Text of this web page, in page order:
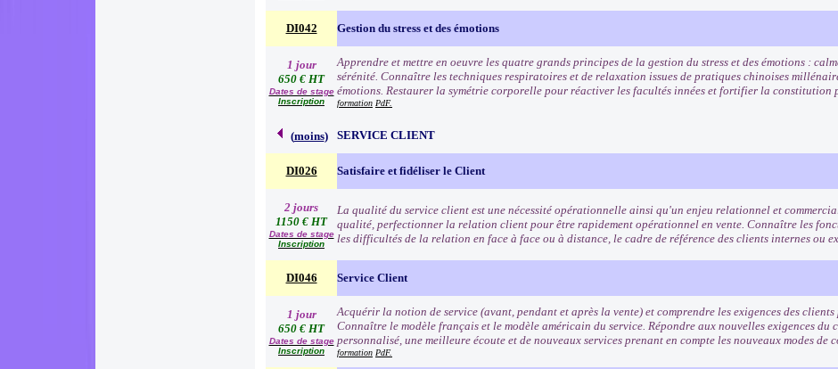
DI042 Gestion du stress et des émotions
1 jour
650 € HT
Dates de stage
Inscription
Apprendre et mettre en oeuvre les quatre grands principes de la gestion du stress et des émotions :
sérénité. Connaître les techniques respiratoires et de relaxation issues de pratiques chinoises
émotions. Restaurer la symétrie corporelle pour réactiver les facultés innées et fortifier la constitution
formation PdF.
(moins) SERVICE CLIENT
DI026 Satisfaire et fidéliser le Client
2 jours
1150 € HT
Dates de stage
Inscription
La qualité du service client est une nécessité opérationnelle ainsi qu'un enjeu relationnel et
qualité, perfectionner la relation client pour être rapidement opérationnel en vente. Connaître les
les difficultés de la relation en face à face ou à distance, le cadre de référence des clients internes ou
DI046 Service Client
1 jour
650 € HT
Dates de stage
Inscription
Acquérir la notion de service (avant, pendant et après la vente) et comprendre les exigences des
Connaître le modèle français et le modèle américain du service. Répondre aux nouvelles exigences du
personnalisé, une meilleure écoute et de nouveaux services prenant en compte les nouveaux modes de
formation PdF.